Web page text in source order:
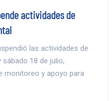
actividades de
las actividades de
18 de julio,
monitoreo y apoyo para